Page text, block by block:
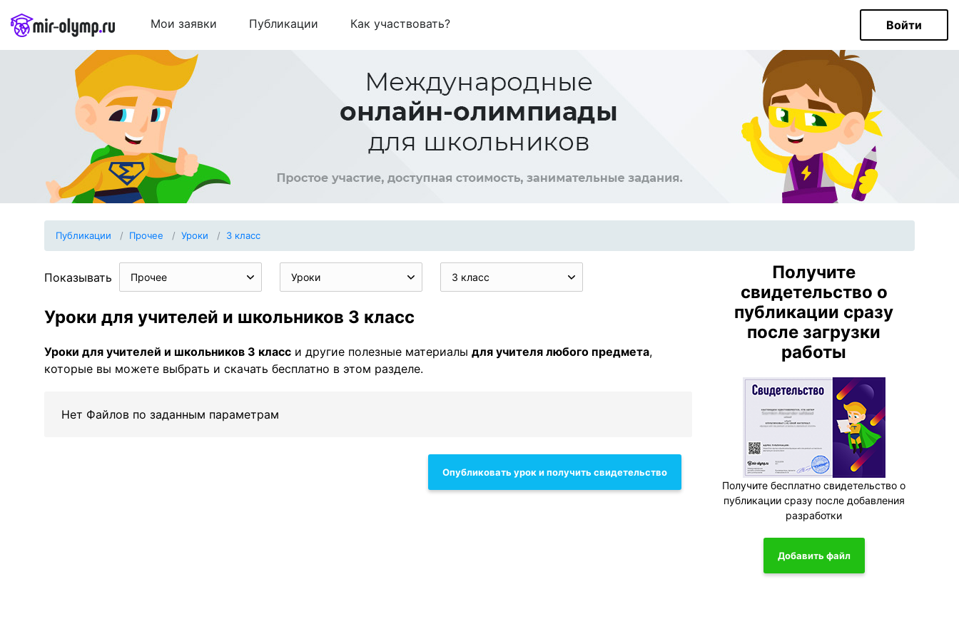
Мои заявки Публикации Как участвовать? Войти
Публикации Прочее Уроки 3 класс
Показывать Прочее Уроки 3 класс
Уроки для учителей и школьников 3 класс
Уроки для учителей и школьников 3 класс и другие полезные материалы для учителя любого предмета,
которые вы можете выбрать и скачать бесплатно в этом разделе.
Нет Файлов по заданным параметрам
Опубликовать урок и получить свидетельство
Получите
свидетельство о
публикации сразу
после загрузки
работы
Получите бесплатно свидетельство о
публикации сразу после добавления
разработки
Добавить файл